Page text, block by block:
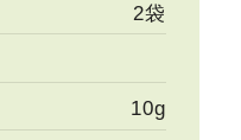
2袋
10g